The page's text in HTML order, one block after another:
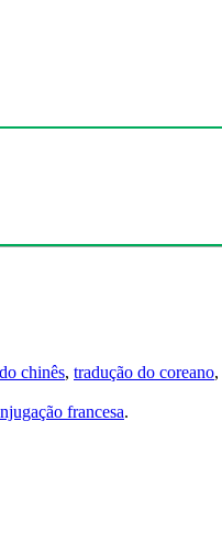
chinês, tradução do coreano,
francesa.